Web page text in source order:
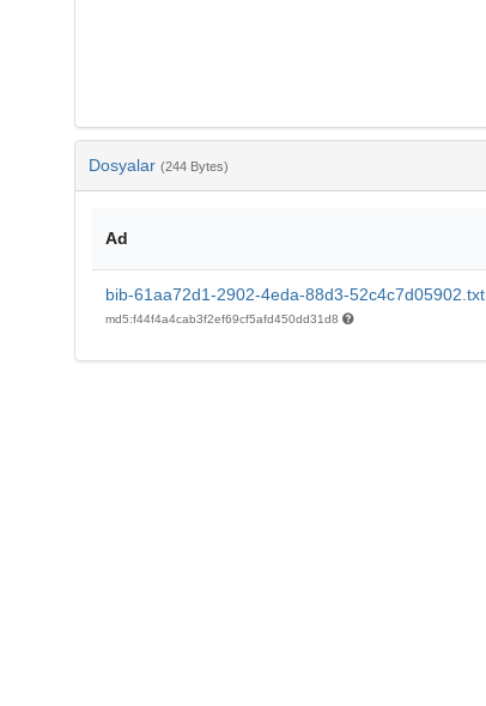
Dosyalar (244 Bytes)
Ad
bib-61aa72d1-2902-4eda-88d3-52c4c7d05902.txt
md5:f44f4a4cab3f2ef69cf5afd450dd31d8